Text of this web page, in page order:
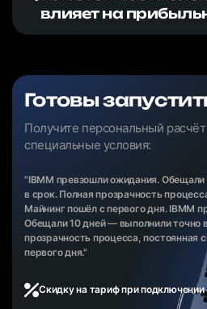
влияет на
Готовы
Получите персональный
специальные условия:
"IBMM превзошли ожидания.
в срок. Полная прозрачность
Майнинг пошёл с первого дня. IBMM
Обещали 10 дней — выполнили точно
прозрачность процесса, постоянная
первого дня."
Скидку на тариф при подключении